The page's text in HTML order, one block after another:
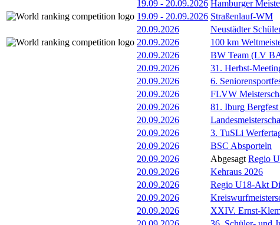
19.09 - 20.09.2026 Hamburger
19.09 - 20.09.2026 Straßenlauf-WM
20.09.2026
Neustädter
20.09.2026
100 km
20.09.2026
BW Team (LV
20.09.2026
31. Herbst-
20.09.2026
6.
20.09.2026
FLVW
20.09.2026
81. Iburg
20.09.2026
20.09.2026
3. TuSLi
20.09.2026
BSC Absporteln
20.09.2026
Abgesagt Regio
20.09.2026
Kehraus 2026
20.09.2026
Regio U18-Akt
20.09.2026
20.09.2026
XXIV. Ernst-